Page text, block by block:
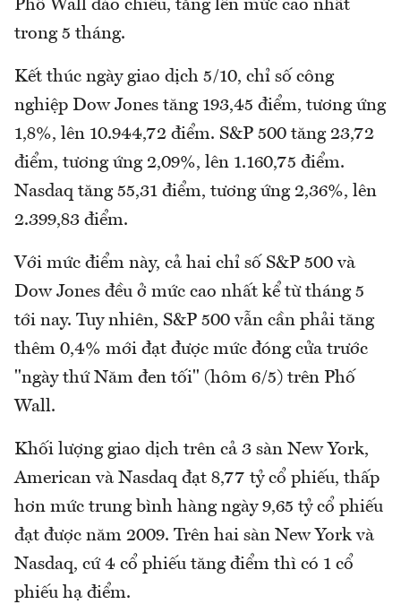
Phố Wall đảo chiều, tăng lên mức cao nhất
trong 5 tháng.
Kết thúc ngày giao dịch 5/10, chỉ số công
nghiệp Dow Jones tăng 193,45 điểm, tương ứng
1,8%, lên 10.944,72 điểm. S&P 500 tăng 23,72
điểm, tương ứng 2,09%, lên 1.160,75 điểm.
Nasdaq tăng 55,31 điểm, tương ứng 2,36%, lên
2.399,83 điểm.
Với mức điểm này, cả hai chỉ số S&P 500 và
Dow Jones đều ở mức cao nhất kể từ tháng 5
tới nay. Tuy nhiên, S&P 500 vẫn cần phải tăng
thêm 0,4% mới đạt được mức đóng cửa trước
"ngày thứ Năm đen tối" (hôm 6/5) trên Phố
Wall.
Khối lượng giao dịch trên cả 3 sàn New York,
American và Nasdaq đạt 8,77 tỷ cổ phiếu, thấp
hơn mức trung bình hàng ngày 9,65 tỷ cổ phiếu
đạt được năm 2009. Trên hai sàn New York và
Nasdaq, cứ 4 cổ phiếu tăng điểm thì có 1 cổ
phiếu hạ điểm.